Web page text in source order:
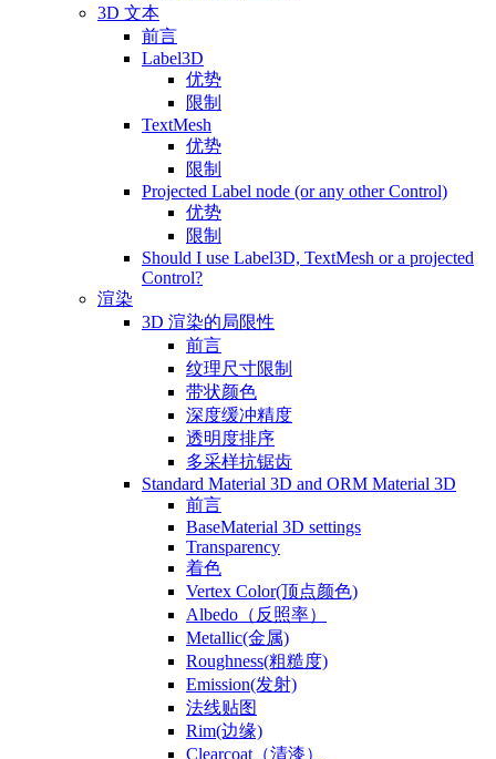
3D 文本
前言
Label3D
优势
限制
TextMesh
优势
限制
Projected Label node (or any other Control)
优势
限制
Should I use Label3D, TextMesh or a projected
Control?
渲染
3D 渲染的局限性
前言
纹理尺寸限制
带状颜色
深度缓冲精度
透明度排序
多采样抗锯齿
Standard Material 3D and ORM Material 3D
前言
BaseMaterial 3D settings
Transparency
着色
Vertex Color(顶点颜色)
Albedo（反照率）
Metallic(金属)
Roughness(粗糙度)
Emission(发射)
法线贴图
Rim(边缘)
Clearcoat（清漆）